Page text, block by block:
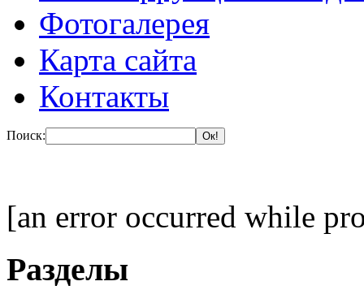
Фотогалерея
Карта сайта
Контакты
Поиск:
[an error occurred while
Разделы